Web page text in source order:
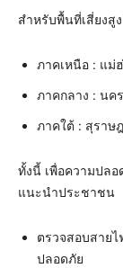
สำหรับพื้นที่เสี่ยงสู
ภาคเหนือ : แม่
ภาคกลาง : นค
ภาคใต้ : สุราษ
ทั้งนี้ เพื่อความปล
แนะนำประชาชน
ตรวจสอบสาย
ปลอดภัย